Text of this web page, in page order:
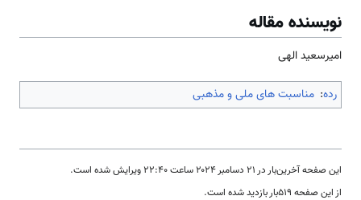
نویسنده مقاله
امیرسعید الهی
رده: مناسبت های ملی و مذهبی
این صفحه آخرین‌بار در ‏۲۱ دسامبر ۲۰۲۴ ساعت ‏۲۲:۴۰ ویرایش شده است.
از این صفحه ۵۱۹بار بازدید شده است.